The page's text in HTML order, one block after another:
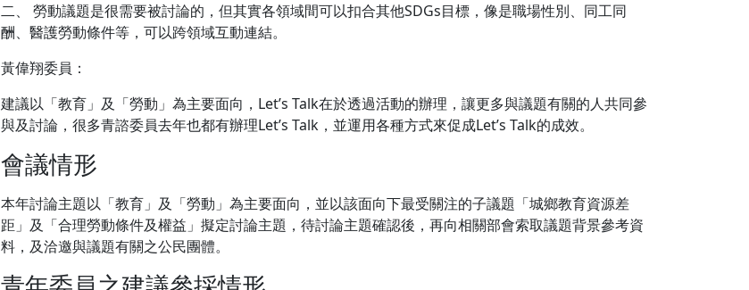
二、 勞動議題是很需要被討論的，但其實各領域間可以扣合其他SDGs目標，像是職場性別、同工同
酬、醫護勞動條件等，可以跨領域互動連結。
黃偉翔委員：
建議以「教育」及「勞動」為主要面向，Let’s Talk在於透過活動的辦理，讓更多與議題有關的人共同參
與及討論，很多青諮委員去年也都有辦理Let’s Talk，並運用各種方式來促成Let’s Talk的成效。
會議情形
本年討論主題以「教育」及「勞動」為主要面向，並以該面向下最受關注的子議題「城鄉教育資源差
距」及「合理勞動條件及權益」擬定討論主題，待討論主題確認後，再向相關部會索取議題背景參考資
料，及洽邀與議題有關之公民團體。